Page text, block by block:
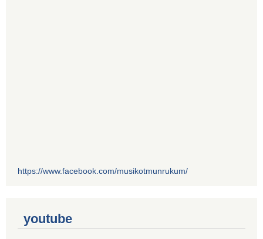
https://www.facebook.com/musikotmunrukum/
youtube